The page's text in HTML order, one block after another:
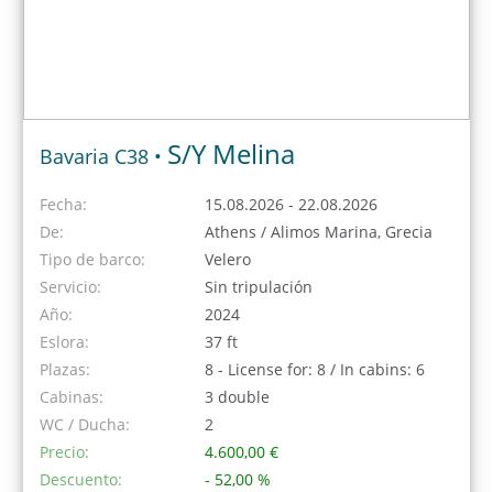
Bavaria C38 • S/Y Melina
Fecha:
15.08.2026 - 22.08.2026
De:
Athens / Alimos Marina, Grecia
Tipo de barco:
Velero
Servicio:
Sin tripulación
Año:
2024
Eslora:
37 ft
Plazas:
8 - License for: 8 / In cabins: 6
Cabinas:
3 double
WC / Ducha:
2
Precio:
4.600,00 €
Descuento:
- 52,00 %